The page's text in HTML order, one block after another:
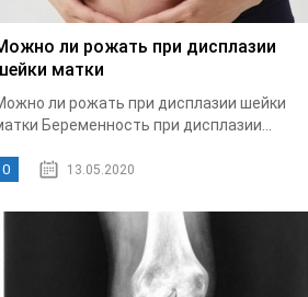
ли рожать при дисплазии
матки
ли рожать при дисплазии шейки
Беременность при дисплазии...
0 13.05.2020